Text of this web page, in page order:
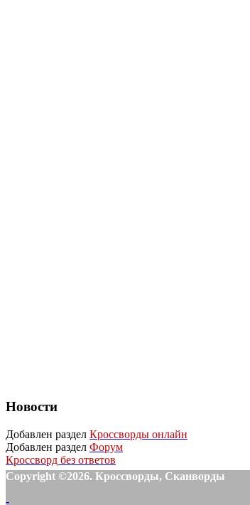
Новости
Добавлен раздел Кроссворды онлайн
Добавлен раздел Форум
Кроссворд без ответов
Copyright ©2026. Кроссворды, Сканворды
-